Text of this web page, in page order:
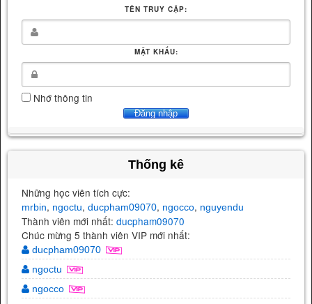
TÊN TRUY CẬP:
MẬT KHẨU:
Nhớ thông tin
Thống kê
Những học viên tích cực:
mrbin, ngoctu, ducpham09070, ngocco, nguyendu
Thành viên mới nhất: ducpham09070
Chúc mừng 5 thành viên VIP mới nhất:
ducpham09070
ngoctu
ngocco